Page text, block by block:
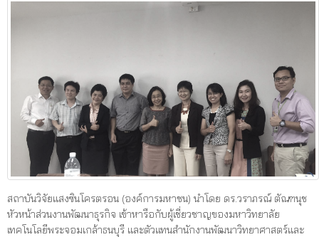
สถาบันวิจัยแสงซินโครตรอน (องค์การมหาชน) นำโดย ดร.วราภรณ์ ตัณฑนุช
หัวหน้าส่วนงานพัฒนาธุรกิจ เข้าหารือกับผู้เชี่ยวชาญของมหาวิทยาลัย
เทคโนโลยีพระจอมเกล้าธนบุรี และตัวแทนสำนักงานพัฒนาวิทยาศาสตร์และ